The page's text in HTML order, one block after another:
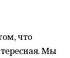
что
Мы